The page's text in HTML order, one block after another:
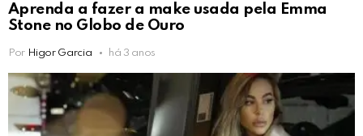
Aprenda a fazer a make usada pela Emma
Stone no Globo de Ouro
Por Higor Garcia há 3 anos